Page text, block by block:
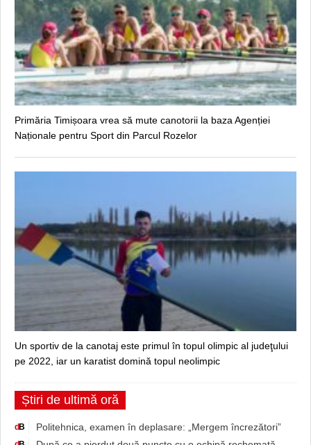
Primăria Timișoara vrea să mute canotorii la baza Agenției
Naționale pentru Sport din Parcul Rozelor
Un sportiv de la canotaj este primul în topul olimpic al judeţului
pe 2022, iar un karatist domină topul neolimpic
Știri de ultimă oră
d B Politehnica, examen în deplasare: „Mergem încrezători”